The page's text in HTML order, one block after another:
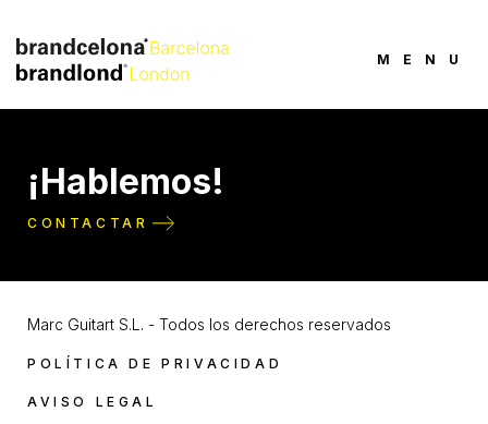
MENU
¡Hablemos!
CONTACTAR
Marc Guitart S.L. - Todos los derechos reservados
POLÍTICA DE PRIVACIDAD
AVISO LEGAL